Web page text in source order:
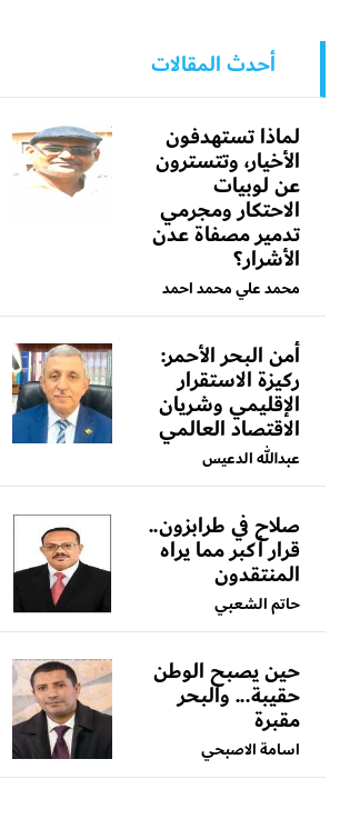
أحدث المقالات
لماذا تستهدفون
الأخيار، وتتسترون
عن لوبيات
الاحتكار ومجرمي
تدمير مصفاة عدن
الأشرار؟
محمد علي محمد احمد
أمن البحر الأحمر:
ركيزة الاستقرار
الإقليمي وشريان
الاقتصاد العالمي
عبدالله الدعيس
صلاح في طرابزون..
قرار أكبر مما يراه
المنتقدون
حاتم الشعبي
حين يصبح الوطن
حقيبة... والبحر
مقبرة
اسامة الاصبحي